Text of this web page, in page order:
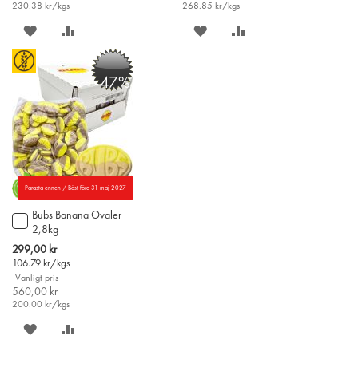
230.38 kr/kgs
SPARA
ÖNSKELISTAN
JÄMFÖR
268.85 kr/kgs
SPARA
-47%
Parasta ennen / Bäst före 31 maj 2027
Bubs Banana Ovaler
2,8kg
Special
Price
299,00 kr
106.79 kr/kgs
Vanligt pris
560,00 kr
200.00 kr/kgs
Lägg
till
varukorgen
SPARA